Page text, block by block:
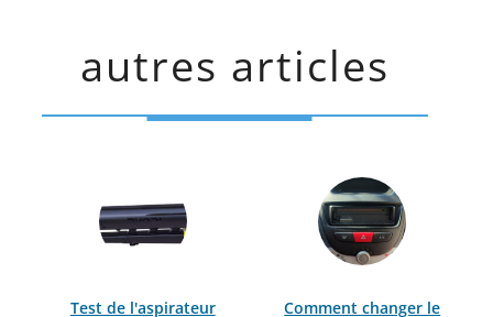
autres articles
Test de l'aspirateur
Comment changer le